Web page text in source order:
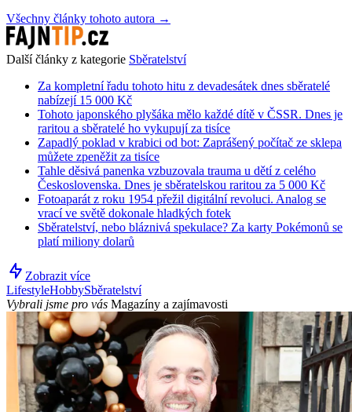
Všechny články tohoto autora →
Další články z kategorie Sběratelství
Za kompletní řadu tohoto hitu z devadesátek dnes sběratelé
nabízejí 15 000 Kč
Tohoto japonského plyšáka mělo každé dítě v ČSSR. Dnes je
raritou a sběratelé ho vykupují za tisíce
Zapadlý poklad v krabici od bot: Zaprášený počítač ze sklepa
můžete zpeněžit za tisíce
Tahle děsivá panenka vzbuzovala trauma u dětí z celého
Československa. Dnes je sběratelskou raritou za 5 000 Kč
Fotoaparát z roku 1954 přežil digitální revoluci. Analog se
vrací ve světě dokonale hladkých fotek
Sběratelství, nebo bláznivá spekulace? Za karty Pokémonů se
platí miliony dolarů
Zobrazit více
LifestyleHobbySběratelství
Vybrali jsme pro vás Magazíny a zajímavosti